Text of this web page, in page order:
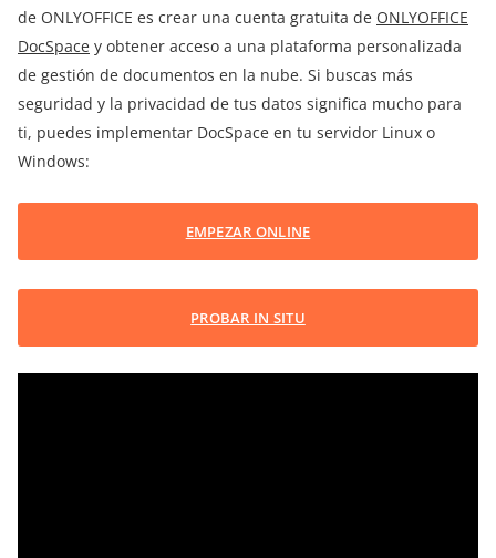
de ONLYOFFICE es crear una cuenta gratuita de ONLYOFFICE
DocSpace y obtener acceso a una plataforma personalizada
de gestión de documentos en la nube. Si buscas más
seguridad y la privacidad de tus datos significa mucho para
ti, puedes implementar DocSpace en tu servidor Linux o
Windows:
EMPEZAR ONLINE
PROBAR IN SITU